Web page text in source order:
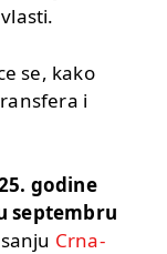
se, kako
i
godine
septembru
Crna-